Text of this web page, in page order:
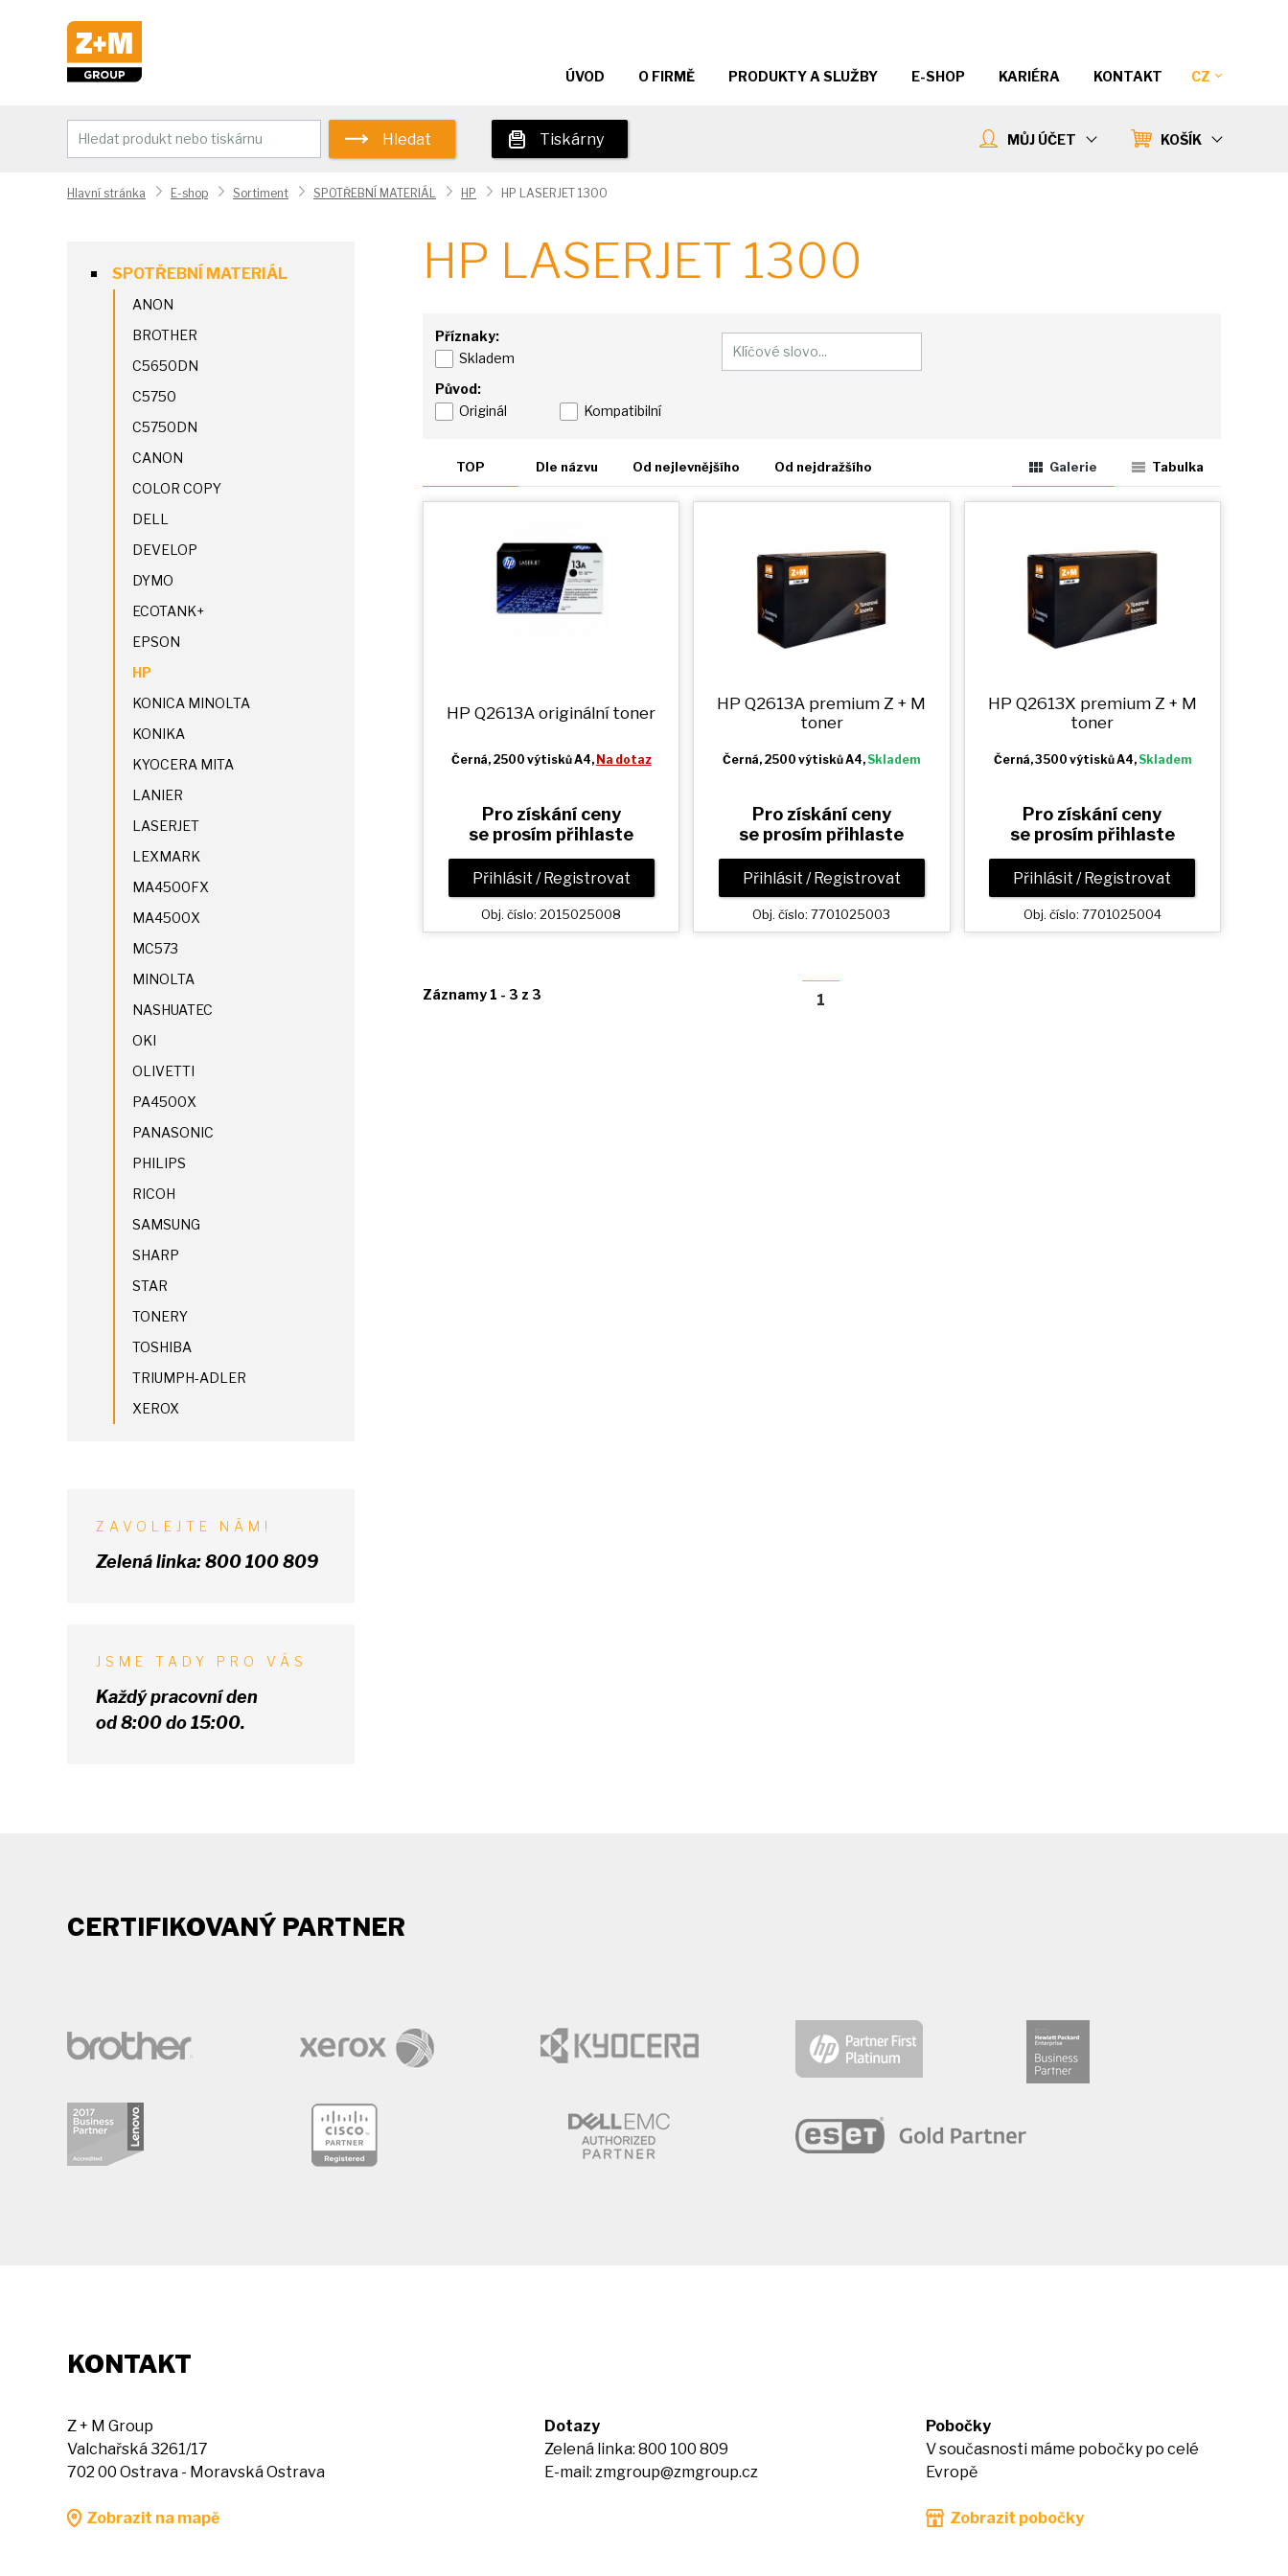
CZ
ÚVOD O FIRMĚ PRODUKTY A SLUŽBY E-SHOP KARIÉRA KONTAKT
Hledat Tiskárny KOŠÍK
MŮJ ÚČET
Hlavní stránka E-shop Sortiment SPOTŘEBNÍ MATERIÁL HP HP LASERJET 1300
HP LASERJET 1300
Příznaky:
Skladem
Původ:
Originál
Kompatibilní
TOP Dle názvu Od nejlevnějšího Od nejdražšího Tabulka
Galerie
HP Q2613A originální toner
Černá, 2500 výtisků A4, Na dotaz
Pro získání ceny
se prosím přihlaste
Přihlásit / Registrovat
Obj. číslo: 2015025008
HP Q2613A premiumZ + M
toner
Černá, 2500 výtisků A4,Skladem
Pro získání ceny
se prosím přihlaste
Přihlásit / Registrovat
Obj. číslo: 7701025003
HP Q2613X premium Z + M
toner
Černá, 3500 výtisků A4,Skladem
Pro získání ceny
se prosím přihlaste
Přihlásit / Registrovat
Obj. číslo: 7701025004
Záznamy 1 - 3 z 3 1
SPOTŘEBNÍ MATERIÁL
ANON
BROTHER
C5650DN
C5750
C5750DN
CANON
COLOR COPY
DELL
DEVELOP
DYMO
ECOTANK+
EPSON
HP
KONICA MINOLTA
KONIKA
KYOCERA MITA
LANIER
LASERJET
LEXMARK
MA4500FX
MA4500X
MC573
MINOLTA
NASHUATEC
OKI
OLIVETTI
PA4500X
PANASONIC
PHILIPS
RICOH
SAMSUNG
SHARP
STAR
TONERY
TOSHIBA
TRIUMPH-ADLER
XEROX
ZAVOLEJTE NÁM!
Zelená linka:800 100 809
JSME TADY PRO VÁS
Každý pracovní den
od 8:00 do 15:00.
CERTIFIKOVANÝ PARTNER
KONTAKT
Z + M Group
Valchařská 3261/17
702 00 Ostrava - Moravská Ostrava
Zobrazit na mapě
Dotazy
Zelená linka: 800 100 809
E-mail: zmgroup@zmgroup.cz
Pobočky
V současnosti máme pobočky po celé
Evropě
Zobrazit pobočky